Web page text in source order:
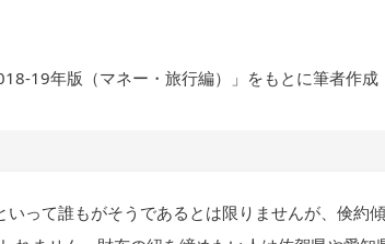
19年版（マネー・旅行編）」をもとに筆者作成
って誰もがそうであるとは限りませんが、倹約